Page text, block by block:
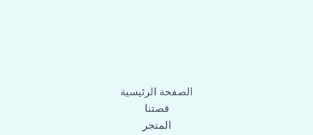
الصفحة الرئيسية
قصتنا
المتجر